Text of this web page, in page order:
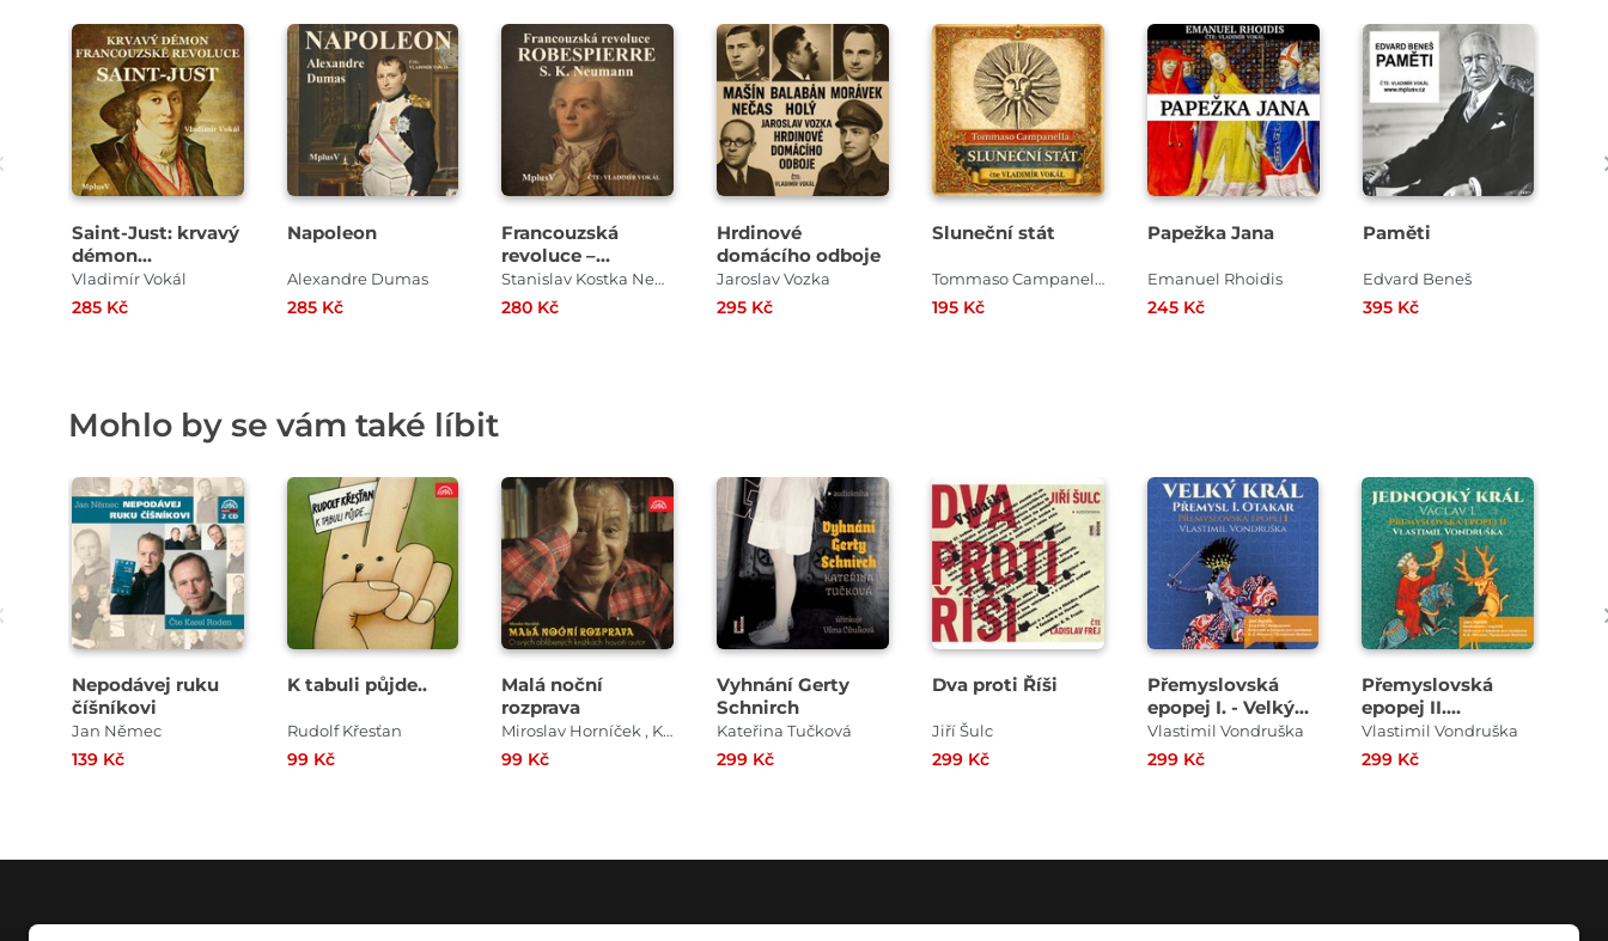
Saint-Just: krvavý
démon
Francouzské
revoluce
Vladimír Vokál
285 Kč
Přehrát
ukázku
Napoleon
Alexandre Dumas
285 Kč
Přehrát
ukázku
Francouzská
revoluce –
Robespierre
Stanislav Kostka Neumann
280 Kč
Přehrát
ukázku
Hrdinové
domácího odboje
Jaroslav Vozka
295 Kč
Přehrát
ukázku
Sluneční stát
Tommaso Campanella
195 Kč
Přehrát
ukázku
Papežka Jana
Emanuel Rhoidis
245 Kč
Přehrát
ukázku
Paměti
Edvard Beneš
395 Kč
Přehrát
ukázku
Mohlo by se vám také líbit
Nepodávej ruku
číšníkovi
Jan Němec
139 Kč
Přehrát
ukázku
K tabuli půjde..
Rudolf Křesťan
99 Kč
Přehrát
ukázku
Malá noční
rozprava
Miroslav Horníček , Katarzyna Gärtner , Ernest Bryll
99 Kč
Přehrát
ukázku
Vyhnání Gerty
Schnirch
Kateřina Tučková
299 Kč
Přehrát
ukázku
Dva proti Říši
Jiří Šulc
299 Kč
Přehrát
ukázku
Přemyslovská
epopej I. - Velký
král
Vlastimil Vondruška
299 Kč
Přehrát
ukázku
Přemyslovská
epopej II.
Jednooký král
Vlastimil Vondruška
299 Kč
Přehrát
ukázku